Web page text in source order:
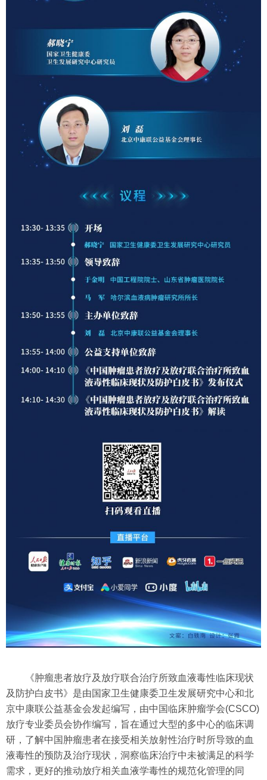
《肿瘤患者放疗及放疗联合治疗所致血液毒性临床现状
及防护白皮书》是由国家卫生健康委卫生发展研究中心和北
京中康联公益基金会发起编写，由中国临床肿瘤学会(CSCO)
放疗专业委员会协作编写，旨在通过大型的多中心的临床调
研，了解中国肿瘤患者在接受相关放射性治疗时所导致的血
液毒性的预防及治疗现状，洞察临床治疗中未被满足的科学
需求，更好的推动放疗相关血液学毒性的规范化管理的同